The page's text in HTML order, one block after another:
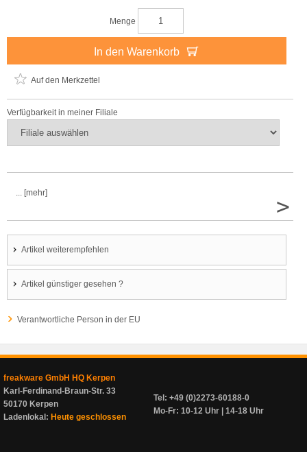
Menge
In den Warenkorb
Auf den Merkzettel
Verfügbarkeit in meiner Filiale
... [mehr]
>
Artikel weiterempfehlen
Artikel günstiger gesehen ?
Verantwortliche Person in der EU
freakware GmbH HQ Kerpen
Karl-Ferdinand-Braun-Str. 33
50170 Kerpen
Ladenlokal: Heute geschlossen
Tel: +49 (0)2273-60188-0
Mo-Fr: 10-12 Uhr | 14-18 Uhr